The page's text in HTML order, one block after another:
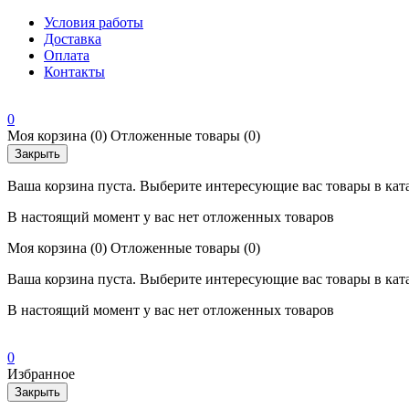
Условия работы
Доставка
Оплата
Контакты
0
Моя корзина (0) Отложенные товары (0)
Закрыть
Ваша корзина пуста. Выберите интересующие вас товары в
В настоящий момент у вас нет отложенных товаров
Моя корзина (0) Отложенные товары (0)
Ваша корзина пуста. Выберите интересующие вас товары в
В настоящий момент у вас нет отложенных товаров
0
Избранное
Закрыть